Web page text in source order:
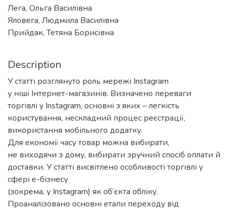
Лега, Ольга Василівна
Яловега, Людмила Василівна
Прийдак, Тетяна Борисівна
Description
У статті розглянуто роль мережі Іnstagram
у ніші Інтернет-магазинів. Визначено переваги
торгівлі у Instagram, основні з яких – легкість
користування, нескладний процес реєстрації,
використання мобільного додатку.
Для економії часу товар можна вибирати,
не виходячи з дому, вибирати зручний спосіб оплати й
доставки. У статті висвітлено особливості торгівлі у
сфері е-бізнесу
(зокрема, у Instagram) як об’єкта обліку.
Проаналізовано основні етапи переходу від